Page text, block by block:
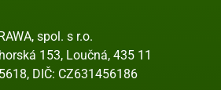
spol. s r.o.
153, Loučná, 435 11
DIČ: CZ631456186